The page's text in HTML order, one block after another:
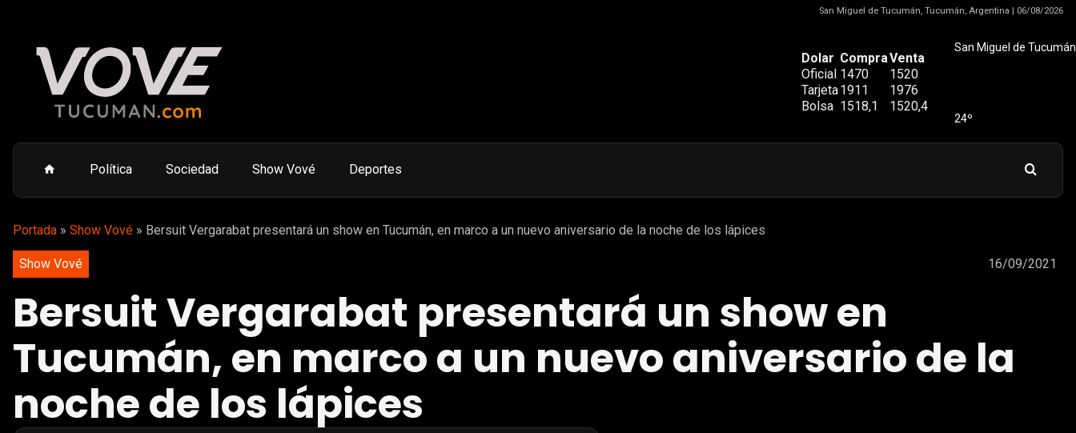
San Miguel de Tucumán, Tucumán, Argentina | 06/08/2026
Dolar CompraVenta
Oficial 1470
1520
Tarjeta1911
1976
Bolsa 1518,1 1520,4
San Miguel de Tucumán
24º
Política Sociedad Show Vové Deportes
Portada » Show Vové » Bersuit Vergarabat presentará un show en Tucumán, en marco a un nuevo aniversario de la noche de los lápices
Show Vové 16/09/2021
Bersuit Vergarabat presentará un show en
Tucumán, en marco a un nuevo aniversario de la
noche de los lápices